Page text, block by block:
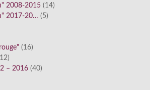
2008-2015 (14)
2017-20… (5)
(16)
– 2016 (40)